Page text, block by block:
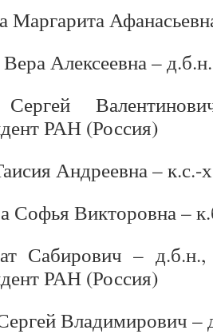
Маргарита
Алексеевна –
РАН (Россия)
Андреевна – к.с.-
Софья Викторовна –
Сабирович –
РАН (Россия)
Владимирович –